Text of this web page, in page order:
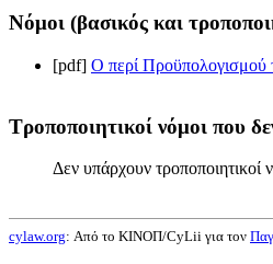
Νόμοι (βασικός και
[pdf] Ο περί Προϋπολογισμού
Τροποποιητικοί νόμοι που
Δεν υπάρχουν
cylaw.org: Από το ΚΙΝOΠ/CyLii για τον